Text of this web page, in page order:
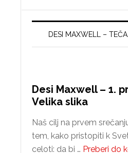
DESI MAXWELL –
Desi Maxwell – 1.
Velika slika
Naš cilj na prvem
tem, kako pristopiti k
celoti: da bi … Preberi do